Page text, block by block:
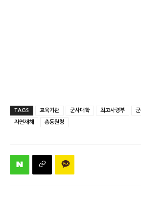
TAGS 교육기관 군사대학 최고사령부
자연재해 총동원령